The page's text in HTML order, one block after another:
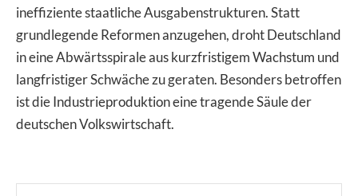
ineffiziente staatliche Ausgabenstrukturen. Statt
grundlegende Reformen anzugehen, droht Deutschland
in eine Abwärtsspirale aus kurzfristigem Wachstum und
langfristiger Schwäche zu geraten. Besonders betroffen
ist die Industrieproduktion eine tragende Säule der
deutschen Volkswirtschaft.